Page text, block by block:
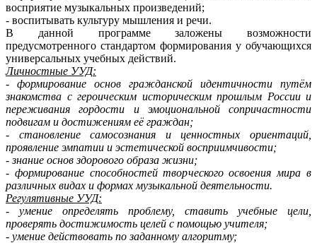
восприятие музыкальных произведений;
- воспитывать культуру мышления и речи.
В данной программе заложены возможности
предусмотренного стандартом формирования у обучающихся
универсальных учебных действий.
Личностные УУД:
- формирование основ гражданской идентичности путём
знакомства с героическим историческим прошлым России и
переживания гордости и эмоциональной сопричастности
подвигам и достижениям её граждан;
- становление самосознания и ценностных ориентаций,
проявление эмпатии и эстетической восприимчивости;
- знание основ здорового образа жизни;
- формирование способностей творческого освоения мира в
различных видах и формах музыкальной деятельности.
Регулятивные УУД:
- умение определять проблему, ставить учебные цели,
проверять достижимость целей с помощью учителя;
- умение действовать по заданному алгоритму;